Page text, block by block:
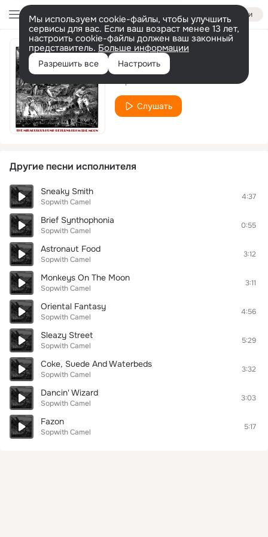
Войти
Мы используем cookie-файлы, чтобы улучшить
сервисы для вас. Если ваш возраст менее 13 лет,
настроить cookie-файлы должен ваш законный
представитель. Больше информации
Разрешить все Настроить
Orange Peel
Слушать
Другие песни исполнителя
Sneaky Smith
Sopwith Camel
4:37
Brief Synthophonia
Sopwith Camel
0:55
Astronaut Food
Sopwith Camel
3:12
Monkeys On The Moon
Sopwith Camel
3:11
Oriental Fantasy
Sopwith Camel
4:56
Sleazy Street
Sopwith Camel
5:29
Coke, Suede And Waterbeds
Sopwith Camel
3:32
Dancin' Wizard
Sopwith Camel
3:03
Fazon
Sopwith Camel
5:17